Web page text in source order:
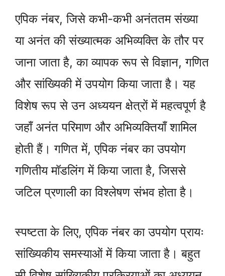
एपिक नंबर, जिसे कभी-कभी अनंततम संख्या
या अनंत की संख्यात्मक अभिव्यक्ति के तौर पर
जाना जाता है, का व्यापक रूप से विज्ञान, गणित
और सांख्यिकी में उपयोग किया जाता है। यह
विशेष रूप से उन अध्ययन क्षेत्रों में महत्वपूर्ण है
जहाँ अनंत परिमाण और अभिव्यक्तियाँ शामिल
होती हैं। गणित में, एपिक नंबर का उपयोग
गणितीय मॉडलिंग में किया जाता है, जिससे
जटिल प्रणाली का विश्लेषण संभव होता है।
स्पष्टता के लिए, एपिक नंबर का उपयोग प्रायः
सांख्यिकीय समस्याओं में किया जाता है। बहुत